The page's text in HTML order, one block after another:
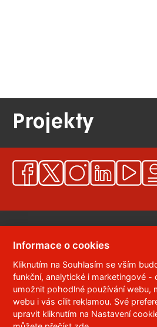
Projekty
© 2023 Univerzita
532 10 Pardubice 2
Telefon: 466 036 111, 466
Správce webu ,RSS
Informace o cookies
Kliknutím na Souhlasím se vším
funkční, analytické i marketingové -
umožnit pohodlné používání webu,
webu i vás cílit reklamou. Své
upravit kliknutím na Nastavení